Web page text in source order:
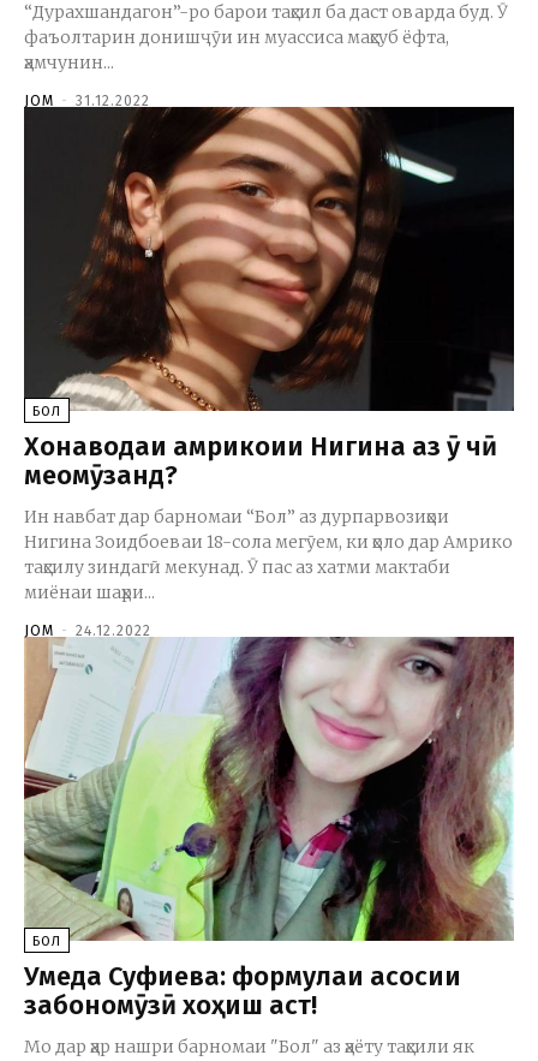
“Дурахшандагон”-ро барои таҳсил ба даст оварда буд. Ӯ
фаъолтарин донишҷӯи ин муассиса маҳсуб ёфта,
ҳамчунин...
JOM - 31.12.2022
БОЛ
Хонаводаи амрикоии Нигина аз ӯ чӣ
меомӯзанд?
Ин навбат дар барномаи “Бол” аз дурпарвозиҳои
Нигина Зоидбоеваи 18-сола мегӯем, ки ҳоло дар Амрико
таҳсилу зиндагӣ мекунад. Ӯ пас аз хатми мактаби
миёнаи шаҳри...
JOM - 24.12.2022
БОЛ
Умеда Суфиева: формулаи асосии
забономӯзӣ хоҳиш аст!
Мо дар ҳар нашри барномаи "Бол" аз ҳаёту таҳсили як